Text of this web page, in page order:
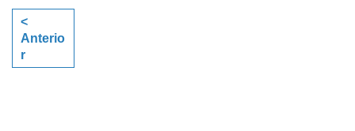
<
Anterio
r